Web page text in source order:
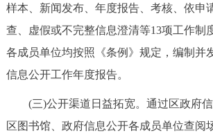
样本、新闻发布、年度报告、考核、依申
查、虚假或不完整信息澄清等13项工作制
各成员单位均按照《条例》规定，编制并
信息公开工作年度报告。
(三)公开渠道日益拓宽。通过区政府信
区图书馆、政府信息公开各成员单位查阅